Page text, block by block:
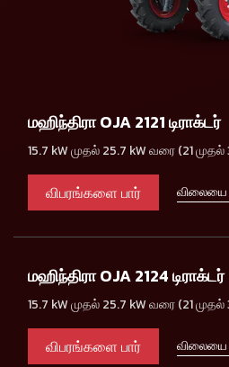
மஹிந்திரா OJA 2121 டிராக்டர்
15.7 kW முதல் 25.7 kW வரை (21 முதல்
விபரங்களை பார் விலையை
மஹிந்திரா OJA 2124 டிராக்டர்
15.7 kW முதல் 25.7 kW வரை (21 முதல்
விபரங்களை பார் விலையை